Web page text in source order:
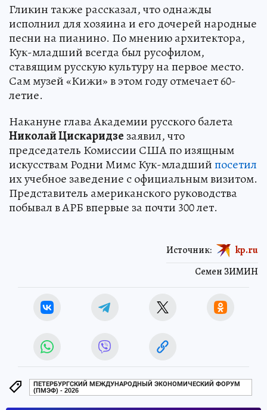
Гликин также рассказал, что однажды
исполнил для хозяина и его дочерей народные
песни на пианино. По мнению архитектора,
Кук-младший всегда был русофилом,
ставящим русскую культуру на первое место.
Сам музей «Кижи» в этом году отмечает 60-
летие.
Накануне глава Академии русского балета
Николай Цискаридзе заявил, что
председатель Комиссии США по изящным
искусствам Родни Мимс Кук-младшийпосетил
их учебное заведение с официальным визитом.
Представитель американского руководства
побывал в АРБ впервые за почти 300 лет.
Семен ЗИМИН
Источник: kp.ru
ПЕТЕРБУРГСКИЙ МЕЖДУНАРОДНЫЙ ЭКОНОМИЧЕСКИЙ ФОРУМ
(ПМЭФ) - 2026